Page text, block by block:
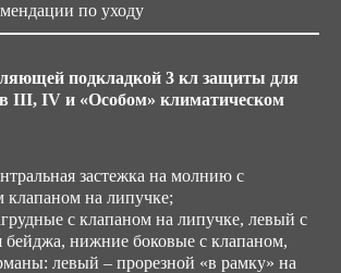
с 44 до 62 / Рост: 158-188
с 40 до 42, и с 64 до 78 / Рост: с
по уходу
подкладкой 3 кл защиты для
III, IV и «Особом» климатическом
застежка на молнию с
клапаном на липучке;
с клапаном на липучке, левый с
бейджа, нижние боковые с клапаном,
левый – прорезной «в рамку» на